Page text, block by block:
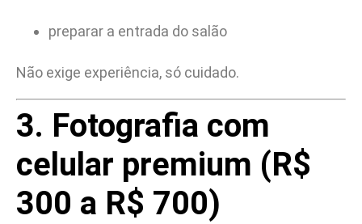
preparar a entrada do salão
Não exige experiência, só cuidado.
3. Fotografia com
celular premium (R$
300 a R$ 700)